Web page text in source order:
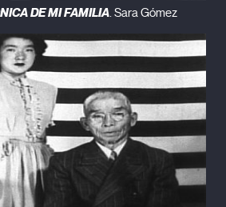
DE MI FAMILIA. Sara Gómez